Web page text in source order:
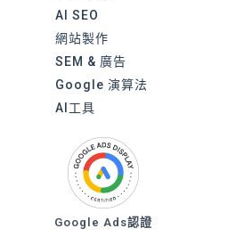
AI SEO
網站製作
SEM & 廣告
Google 演算法
AI工具
Google Ads認證